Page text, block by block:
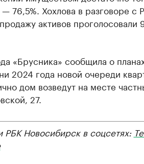
76,5%. Хохлова в разговоре с
активов проголосовали
«Брусника» сообщила о
2024 года новой очереди
дом возведут на месте
27.
РБК Новосибирск в соцсетях: